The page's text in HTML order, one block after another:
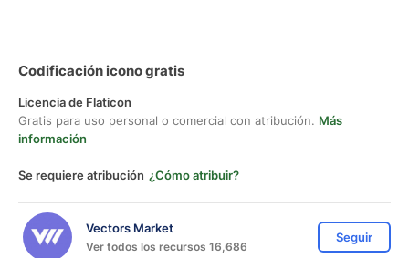
Codificación icono gratis
Licencia de Flaticon
Gratis para uso personal o comercial con atribución. Más
información
Se requiere atribución ¿Cómo atribuir?
Vectors Market
Ver todos los recursos 16,686
Seguir